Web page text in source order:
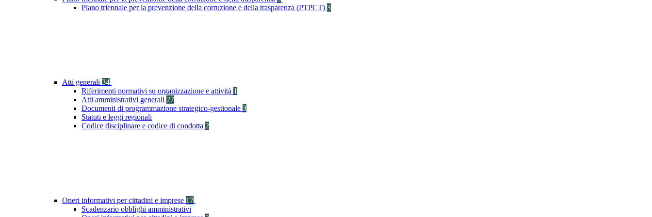
Piano triennale per la prevenzione della corruzione e della trasparenza (PTPCT) 3
Atti generali 34
Riferimenti normativi su organizzazione e attività 1
Atti amministrativi generali 27
Documenti di programmazione strategico-gestionale 3
Statuti e leggi regionali
Codice disciplinare e codice di condotta 2
Oneri informativi per cittadini e imprese 17
Scadenzario obblighi amministrativi